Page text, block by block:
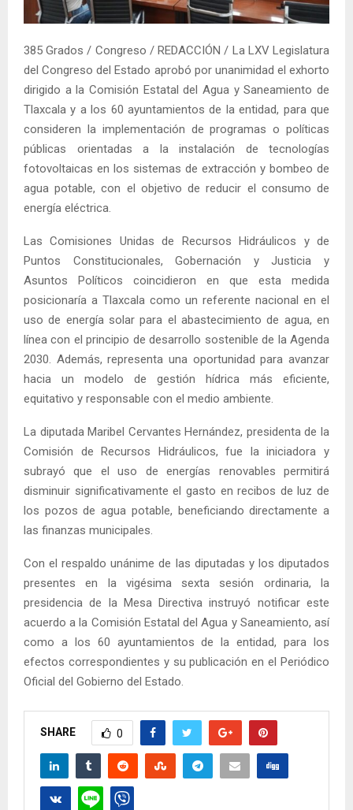
385 Grados / Congreso / REDACCIÓN / La LXV Legislatura
del Congreso del Estado aprobó por unanimidad el exhorto
dirigido a la Comisión Estatal del Agua y Saneamiento de
Tlaxcala y a los 60 ayuntamientos de la entidad, para que
consideren la implementación de programas o políticas
públicas orientadas a la instalación de tecnologías
fotovoltaicas en los sistemas de extracción y bombeo de
agua potable, con el objetivo de reducir el consumo de
energía eléctrica.
Las Comisiones Unidas de Recursos Hidráulicos y de
Puntos Constitucionales, Gobernación y Justicia y
Asuntos Políticos coincidieron en que esta medida
posicionaría a Tlaxcala como un referente nacional en el
uso de energía solar para el abastecimiento de agua, en
línea con el principio de desarrollo sostenible de la Agenda
2030. Además, representa una oportunidad para avanzar
hacia un modelo de gestión hídrica más eficiente,
equitativo y responsable con el medio ambiente.
La diputada Maribel Cervantes Hernández, presidenta de la
Comisión de Recursos Hidráulicos, fue la iniciadora y
subrayó que el uso de energías renovables permitirá
disminuir significativamente el gasto en recibos de luz de
los pozos de agua potable, beneficiando directamente a
las finanzas municipales.
Con el respaldo unánime de las diputadas y los diputados
presentes en la vigésima sexta sesión ordinaria, la
presidencia de la Mesa Directiva instruyó notificar este
acuerdo a la Comisión Estatal del Agua y Saneamiento, así
como a los 60 ayuntamientos de la entidad, para los
efectos correspondientes y su publicación en el Periódico
Oficial del Gobierno del Estado.
SHARE 0